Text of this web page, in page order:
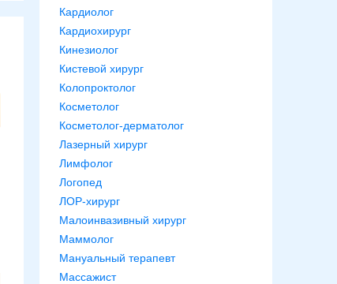
Кардиолог
Кардиохирург
Кинезиолог
Кистевой хирург
Колопроктолог
Косметолог
Косметолог-дерматолог
Лазерный хирург
Лимфолог
Логопед
ЛОР-хирург
Малоинвазивный хирург
Маммолог
Мануальный терапевт
Массажист